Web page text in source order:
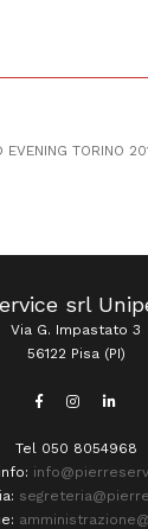
EVENING TORINO
srl
Via G. Impastato 3
56122 Pisa (PI)
Tel 050 8054968